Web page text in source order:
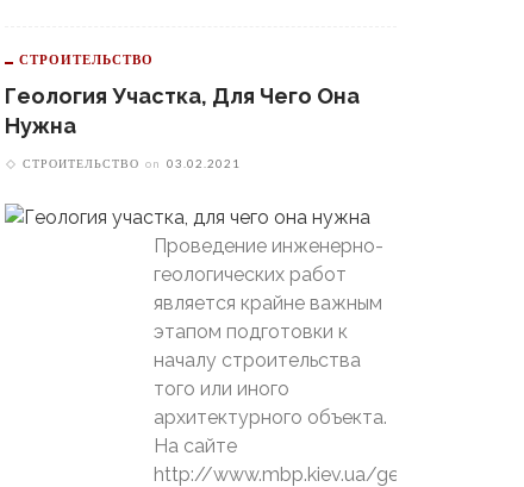
СТРОИТЕЛЬСТВО
Геология Участка, Для Чего Она
Нужна
СТРОИТЕЛЬСТВО on 03.02.2021
Проведение инженерно-
геологических работ
является крайне важным
этапом подготовки к
началу строительства
того или иного
архитектурного объекта.
На сайте
http://www.mbp.kiev.ua/geology